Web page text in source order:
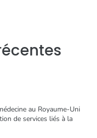
au Royaume-Uni
de services liés à la